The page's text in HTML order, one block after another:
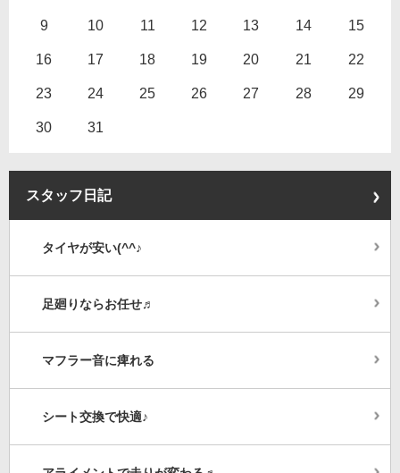
9 10 11 12 13 14 15
16 17 18 19 20 21 22
23 24 25 26 27 28 29
30 31
スタッフ日記
タイヤが安い(^^♪
足廻りならお任せ♬
マフラー音に痺れる
シート交換で快適♪